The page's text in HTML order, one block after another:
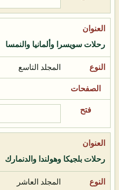
رحلات سويسرا وألمانيا والنمسا
المجلد التاسع
رحلات بلجيكا وهولندا والدنمارك
المجلد العاشر